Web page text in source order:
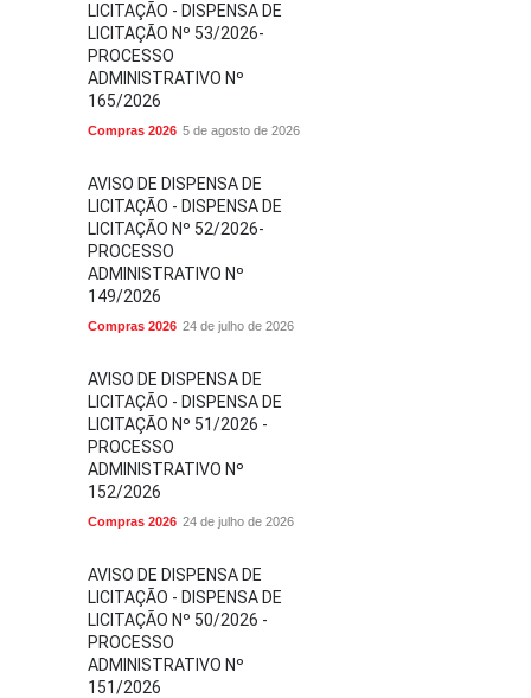
LICITAÇÃO - DISPENSA DE
LICITAÇÃO Nº 53/2026-
PROCESSO
ADMINISTRATIVO Nº
165/2026
Compras 2026 5 de agosto de 2026
AVISO DE DISPENSA DE
LICITAÇÃO - DISPENSA DE
LICITAÇÃO Nº 52/2026-
PROCESSO
ADMINISTRATIVO Nº
149/2026
Compras 2026 24 de julho de 2026
AVISO DE DISPENSA DE
LICITAÇÃO - DISPENSA DE
LICITAÇÃO Nº 51/2026 -
PROCESSO
ADMINISTRATIVO Nº
152/2026
Compras 2026 24 de julho de 2026
AVISO DE DISPENSA DE
LICITAÇÃO - DISPENSA DE
LICITAÇÃO Nº 50/2026 -
PROCESSO
ADMINISTRATIVO Nº
151/2026